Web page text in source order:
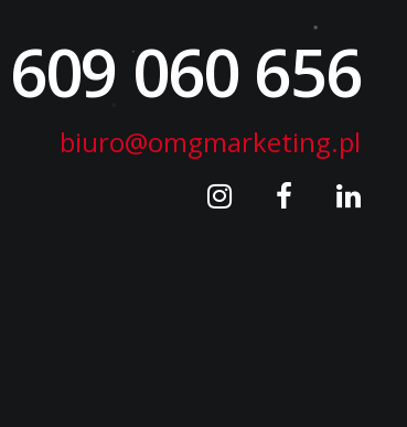
060 656
biuro@omgmarketing.pl